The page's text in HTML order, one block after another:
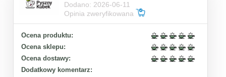
Dodano: 2026-06-11
Opinia zweryfikowana
Ocena produktu:
Ocena sklepu:
Ocena dostawy:
Dodatkowy komentarz: